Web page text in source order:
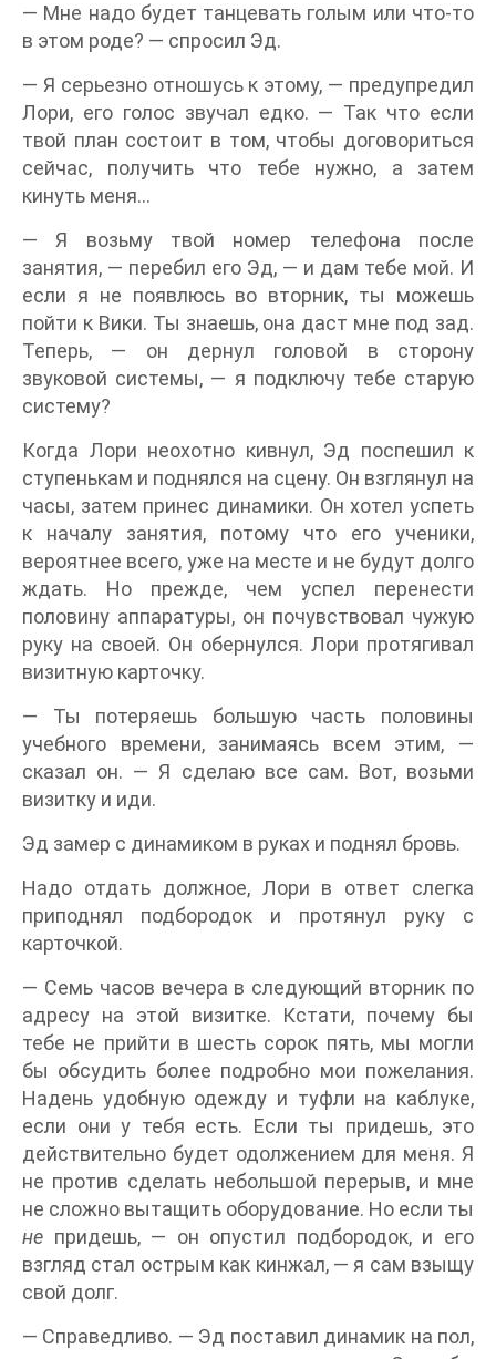
— Мне надо будет танцевать голым или что-то
в этом роде? — спросил Эд.
— Я серьезно отношусь к этому, — предупредил
Лори, его голос звучал едко. — Так что если
твой план состоит в том, чтобы договориться
сейчас, получить что тебе нужно, а затем
кинуть меня…
— Я возьму твой номер телефона после
занятия, — перебил его Эд, — и дам тебе мой. И
если я не появлюсь во вторник, ты можешь
пойти к Вики. Ты знаешь, она даст мне под зад.
Теперь, — он дернул головой в сторону
звуковой системы, — я подключу тебе старую
систему?
Когда Лори неохотно кивнул, Эд поспешил к
ступенькам и поднялся на сцену. Он взглянул на
часы, затем принес динамики. Он хотел успеть
к началу занятия, потому что его ученики,
вероятнее всего, уже на месте и не будут долго
ждать. Но прежде, чем успел перенести
половину аппаратуры, он почувствовал чужую
руку на своей. Он обернулся. Лори протягивал
визитную карточку.
— Ты потеряешь большую часть половины
учебного времени, занимаясь всем этим, —
сказал он. — Я сделаю все сам. Вот, возьми
визитку и иди.
Эд замер с динамиком в руках и поднял бровь.
Надо отдать должное, Лори в ответ слегка
приподнял подбородок и протянул руку с
карточкой.
— Семь часов вечера в следующий вторник по
адресу на этой визитке. Кстати, почему бы
тебе не прийти в шесть сорок пять, мы могли
бы обсудить более подробно мои пожелания.
Надень удобную одежду и туфли на каблуке,
если они у тебя есть. Если ты придешь, это
действительно будет одолжением для меня. Я
не против сделать небольшой перерыв, и мне
не сложно вытащить оборудование. Но если ты
не придешь, — он опустил подбородок, и его
взгляд стал острым как кинжал, — я сам взыщу
свой долг.
— Справедливо. — Эд поставил динамик на пол,